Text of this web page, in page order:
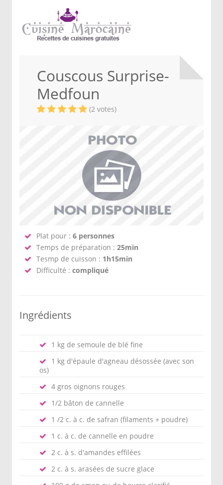
Couscous Surprise-
Medfoun
(2 votes)
Plat pour : 6 personnes
Temps de préparation : 25min
Tesmp de cuisson : 1h15min
Difficulté : compliqué
Ingrédients
1 kg de semoule de blé fine
1 kg d'épaule d'agneau désossée (avec son
os)
4 gros oignons rouges
1/2 bâton de cannelle
1 /2 c. à c. de safran (filaments + poudre)
1 c. à c. de cannelle en poudre
2 c. à s. d'amandes effilées
2 c. à s. arasées de sucre glace